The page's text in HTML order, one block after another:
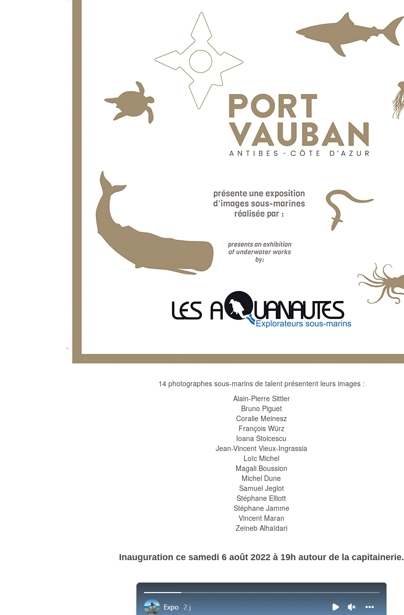
14 photographes sous-marins de talent présentent leurs images :
Alain-Pierre Sittler
Bruno Piguet
Coralie Meinesz
François Würz
Ioana Stoicescu
Jean-Vincent Vieux-Ingrassia
Loïc Michel
Magali Boussion
Michel Dune
Samuel Jeglot
Stéphane Elliott
Stéphane Jamme
Vincent Maran
Zeineb Alhaïdari
Inauguration ce samedi 6 août 2022 à 19h autour de la capitainerie.